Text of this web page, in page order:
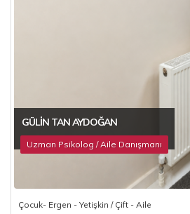
GÜLIN TAN AYDOĞAN
Uzman Psikolog / Aile Danışmanı
Çocuk- Ergen - Yetişkin / Çift - Aile